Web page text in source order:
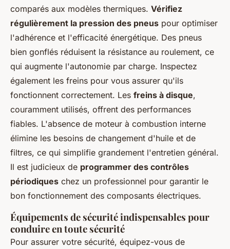
comparés aux modèles thermiques. Vérifiez
régulièrement la pression des pneus pour optimiser
l'adhérence et l'efficacité énergétique. Des pneus
bien gonflés réduisent la résistance au roulement, ce
qui augmente l'autonomie par charge. Inspectez
également les freins pour vous assurer qu'ils
fonctionnent correctement. Les freins à disque,
couramment utilisés, offrent des performances
fiables. L'absence de moteur à combustion interne
élimine les besoins de changement d'huile et de
filtres, ce qui simplifie grandement l'entretien général.
Il est judicieux de programmer des contrôles
périodiques chez un professionnel pour garantir le
bon fonctionnement des composants électriques.
Équipements de sécurité indispensables pour
conduire en toute sécurité
Pour assurer votre sécurité, équipez-vous de